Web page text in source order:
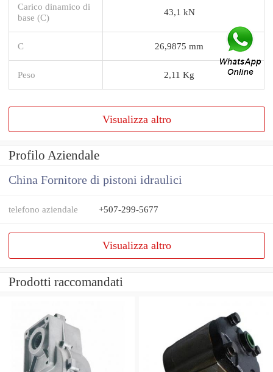
Carico dinamico di
base (C)
43,1 kN
C 26,9875 mm
Peso 2,11 Kg
Visualizza altro
Profilo Aziendale
China Fornitore di pistoni idraulici
telefono aziendale +507-299-5677
Visualizza altro
Prodotti raccomandati